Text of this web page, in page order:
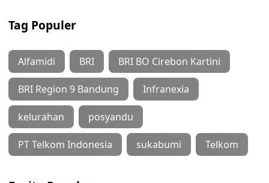
Tag Populer
Alfamidi BRI BRI BO Cirebon Kartini
BRI Region 9 Bandung Infranexia
kelurahan posyandu
PT Telkom Indonesia sukabumi Telkom